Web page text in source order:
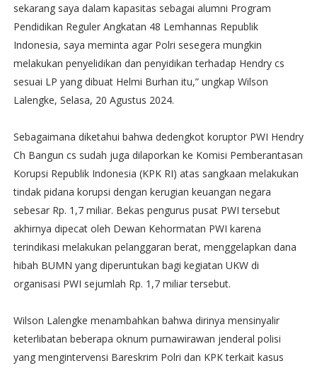
sekarang saya dalam kapasitas sebagai alumni Program
Pendidikan Reguler Angkatan 48 Lemhannas Republik
Indonesia, saya meminta agar Polri sesegera mungkin
melakukan penyelidikan dan penyidikan terhadap Hendry cs
sesuai LP yang dibuat Helmi Burhan itu,” ungkap Wilson
Lalengke, Selasa, 20 Agustus 2024.
Sebagaimana diketahui bahwa dedengkot koruptor PWI Hendry
Ch Bangun cs sudah juga dilaporkan ke Komisi Pemberantasan
Korupsi Republik Indonesia (KPK RI) atas sangkaan melakukan
tindak pidana korupsi dengan kerugian keuangan negara
sebesar Rp. 1,7 miliar. Bekas pengurus pusat PWI tersebut
akhirnya dipecat oleh Dewan Kehormatan PWI karena
terindikasi melakukan pelanggaran berat, menggelapkan dana
hibah BUMN yang diperuntukan bagi kegiatan UKW di
organisasi PWI sejumlah Rp. 1,7 miliar tersebut.
Wilson Lalengke menambahkan bahwa dirinya mensinyalir
keterlibatan beberapa oknum purnawirawan jenderal polisi
yang mengintervensi Bareskrim Polri dan KPK terkait kasus